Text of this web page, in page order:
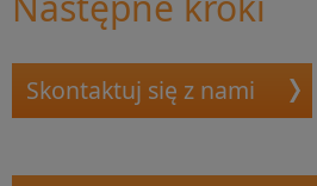
Dowiedz się więcej
Skontaktuj się z nami